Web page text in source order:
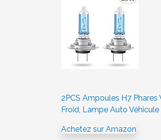
2PCS Ampoules H7
Froid, Lampe Auto
Achetez sur Amazon